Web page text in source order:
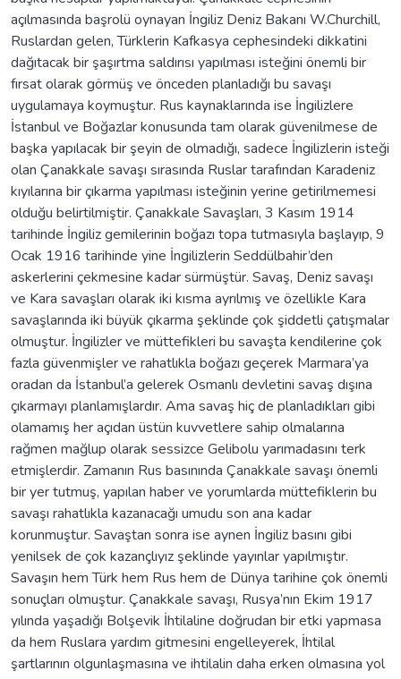
açılmasında başrolü oynayan İngiliz Deniz Bakanı W.Churchill,
Ruslardan gelen, Türklerin Kafkasya cephesindeki dikkatini
dağıtacak bir şaşırtma saldırısı yapılması isteğini önemli bir
fırsat olarak görmüş ve önceden planladığı bu savaşı
uygulamaya koymuştur. Rus kaynaklarında ise İngilizlere
İstanbul ve Boğazlar konusunda tam olarak güvenilmese de
başka yapılacak bir şeyin de olmadığı, sadece İngilizlerin isteği
olan Çanakkale savaşı sırasında Ruslar tarafından Karadeniz
kıyılarına bir çıkarma yapılması isteğinin yerine getirilmemesi
olduğu belirtilmiştir. Çanakkale Savaşları, 3 Kasım 1914
tarihinde İngiliz gemilerinin boğazı topa tutmasıyla başlayıp, 9
Ocak 1916 tarihinde yine İngilizlerin Seddülbahir’den
askerlerini çekmesine kadar sürmüştür. Savaş, Deniz savaşı
ve Kara savaşları olarak iki kısma ayrılmış ve özellikle Kara
savaşlarında iki büyük çıkarma şeklinde çok şiddetli çatışmalar
olmuştur. İngilizler ve müttefikleri bu savaşta kendilerine çok
fazla güvenmişler ve rahatlıkla boğazı geçerek Marmara’ya
oradan da İstanbul’a gelerek Osmanlı devletini savaş dışına
çıkarmayı planlamışlardır. Ama savaş hiç de planladıkları gibi
olamamış her açıdan üstün kuvvetlere sahip olmalarına
rağmen mağlup olarak sessizce Gelibolu yarımadasını terk
etmişlerdir. Zamanın Rus basınında Çanakkale savaşı önemli
bir yer tutmuş, yapılan haber ve yorumlarda müttefiklerin bu
savaşı rahatlıkla kazanacağı umudu son ana kadar
korunmuştur. Savaştan sonra ise aynen İngiliz basını gibi
yenilsek de çok kazançlıyız şeklinde yayınlar yapılmıştır.
Savaşın hem Türk hem Rus hem de Dünya tarihine çok önemli
sonuçları olmuştur. Çanakkale savaşı, Rusya’nın Ekim 1917
yılında yaşadığı Bolşevik İhtilaline doğrudan bir etki yapmasa
da hem Ruslara yardım gitmesini engelleyerek, İhtilal
şartlarının olgunlaşmasına ve ihtilalin daha erken olmasına yol